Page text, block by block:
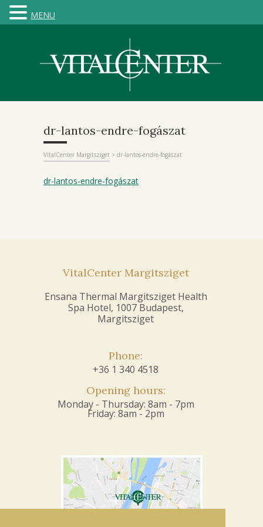
dr-lantos-endre-fogászat
VitalCenter Margitsziget > dr-lantos-endre-fogászat
dr-lantos-endre-fogászat
VitalCenter Margitsziget
Ensana Thermal Margitsziget Health
Spa Hotel, 1007 Budapest,
Margitsziget
Phone:
+36 1 340 4518
Opening hours:
Monday - Thursday: 8am - 7pm
Friday: 8am - 2pm
MENU